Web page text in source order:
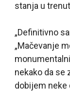
stanja u
„Definitivno
„Mačevanje
nekako da se
dobijem neke